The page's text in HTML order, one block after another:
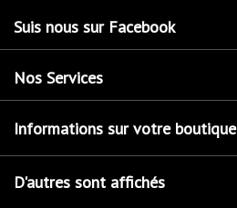
Suis nous sur Facebook
Nos Services
Informations sur votre boutique
D'autres sont affichés